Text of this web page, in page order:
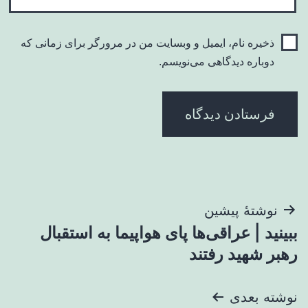
ذخیره نام، ایمیل و وبسایت من در مرورگر برای زمانی که
دوباره دیدگاهی می‌نویسم.
راهبری
نوشته
نوشتهٔ پیشین
ببینید | عراقی‌ها پای هواپیما به استقبال
رهبر شهید رفتند
نوشته بعدی